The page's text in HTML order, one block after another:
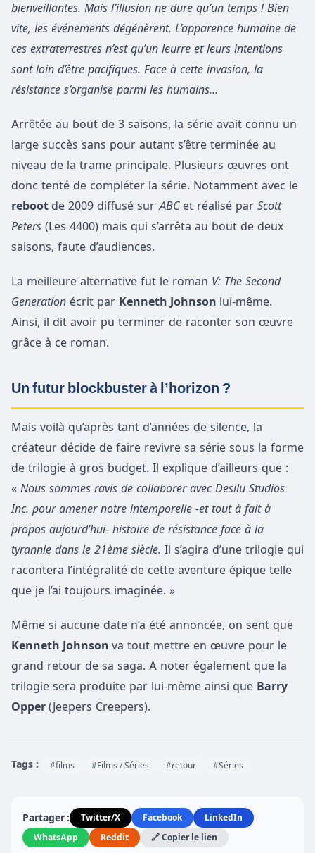
bienveillantes. Mais l’illusion ne dure qu’un temps ! Bien
vite, les événements dégénèrent. L’apparence humaine de
ces extraterrestres n’est qu’un leurre et leurs intentions
sont loin d’être pacifiques. Face à cette invasion, la
résistance s’organise parmi les humains…
Arrêtée au bout de 3 saisons, la série avait connu un
large succès sans pour autant s’être terminée au
niveau de la trame principale. Plusieurs œuvres ont
donc tenté de compléter la série. Notamment avec le
reboot de 2009 diffusé sur ABC et réalisé par Scott
Peters (Les 4400) mais qui s’arrêta au bout de deux
saisons, faute d’audiences.
La meilleure alternative fut le roman V: The Second
Generation écrit par Kenneth Johnson lui-même.
Ainsi, il dit avoir pu terminer de raconter son œuvre
grâce à ce roman.
Un futur blockbuster à l’horizon ?
Mais voilà qu’après tant d’années de silence, la
créateur décide de faire revivre sa série sous la forme
de trilogie à gros budget. Il explique d’ailleurs que :
« Nous sommes ravis de collaborer avec Desilu Studios
Inc. pour amener notre intemporelle -et tout à fait à
propos aujourd’hui- histoire de résistance face à la
tyrannie dans le 21ème siècle. Il s’agira d’une trilogie qui
racontera l’intégralité de cette aventure épique telle
que je l’ai toujours imaginée. »
Même si aucune date n’a été annoncée, on sent que
Kenneth Johnson va tout mettre en œuvre pour le
grand retour de sa saga. A noter également que la
trilogie sera produite par lui-même ainsi que Barry
Opper (Jeepers Creepers).
Tags : #films #Films / Séries #retour #Séries
Partager : Twitter/X Facebook
LinkedIn
WhatsApp
Reddit 🔗 Copier le lien